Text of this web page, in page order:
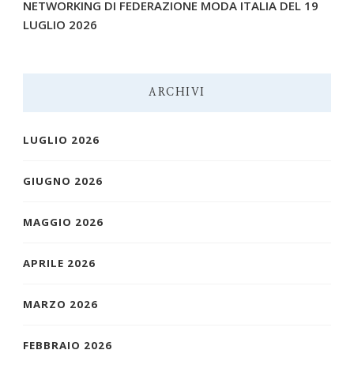
NETWORKING DI FEDERAZIONE MODA ITALIA DEL 19
LUGLIO 2026
ARCHIVI
LUGLIO 2026
GIUGNO 2026
MAGGIO 2026
APRILE 2026
MARZO 2026
FEBBRAIO 2026